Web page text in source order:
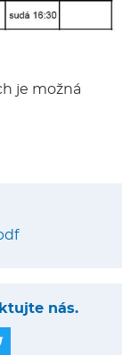
je možná
nás.